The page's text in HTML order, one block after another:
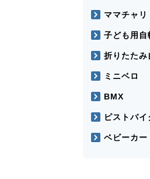
ママチャ
子ども用自
折りたたみ
ミニベロ
BMX
ピストバイ
ベビーカー